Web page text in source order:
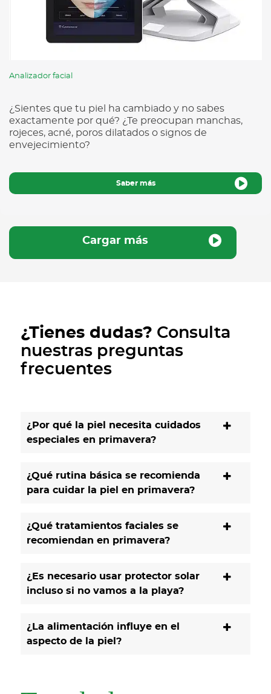
Analizador facial
¿Sientes que tu piel ha cambiado y no sabes
exactamente por qué? ¿Te preocupan manchas,
rojeces, acné, poros dilatados o signos de
envejecimiento?
Saber más
Cargar más
¿Tienes dudas? Consulta
nuestras preguntas
frecuentes
¿Por qué la piel necesita cuidados
especiales en primavera?
¿Qué rutina básica se recomienda
para cuidar la piel en primavera?
¿Qué tratamientos faciales se
recomiendan en primavera?
¿Es necesario usar protector solar
incluso si no vamos a la playa?
¿La alimentación influye en el
aspecto de la piel?